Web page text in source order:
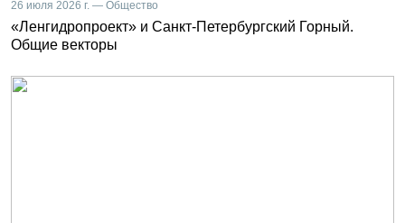
26 июля 2026 г. — Общество
«Ленгидропроект» и Санкт-Петербургский Горный.
Общие векторы